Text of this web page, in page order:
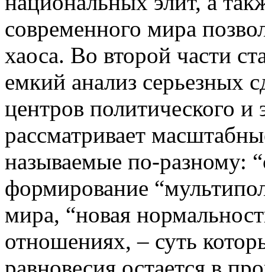
современного мира
хаоса. Во второй части
емкий анализ серьезных
центров политического
рассматривает
называемые по-разному:
формирование
мира, “новая
отношениях, – суть